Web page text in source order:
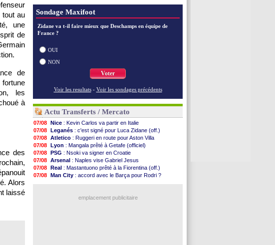
tout au
une
de
de
les
à
des
Alors
laissé
Sondage Maxifoot
Zidane va t-il faire mieux que Deschamps en équipe de
France ?
OUI
NON
Voter
Voir les resultats - Voir les sondages précédents
Actu Transferts / Mercato
07/08 Nice : Kevin Carlos va partir en Italie
07/08 Leganés : c'est signé pour Luca Zidane (off.)
07/08 Atletico : Ruggeri en route pour Aston Villa
07/08 Lyon : Mangala prêté à Getafe (officiel)
07/08 PSG : Nsoki va signer en Croatie
07/08 Arsenal : Naples vise Gabriel Jesus
07/08 Real : Mastantuono prêté à la Fiorentina (off.)
07/08 Man City : accord avec le Barça pour Rodri ?
: Sion Oppong signe pour 4 ans (officiel)
emplacement publicitaire